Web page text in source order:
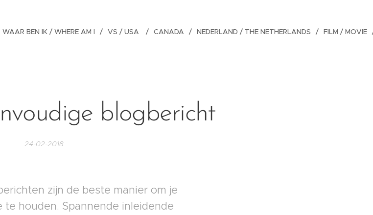
WAAR BEN IK / WHERE AM I VS / USA CANADA NEDERLAND / THE NETHERLANDS FILM / MOVIE
blogbericht
24-02-2018
zijn de beste manier om je
houden. Spannende inleidende